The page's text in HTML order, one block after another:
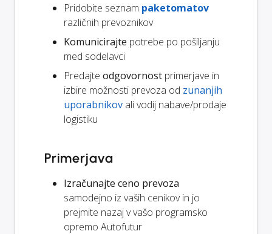
Pridobite seznam paketomatov
različnih prevoznikov
Komunicirajte potrebe po pošiljanju
med sodelavci
Predajte odgovornost primerjave in
izbire možnosti prevoza od zunanjih
uporabnikov ali vodij nabave/prodaje
logistiku
Primerjava
Izračunajte ceno prevoza
samodejno iz vaših cenikov in jo
prejmite nazaj v vašo programsko
opremo Autofutur